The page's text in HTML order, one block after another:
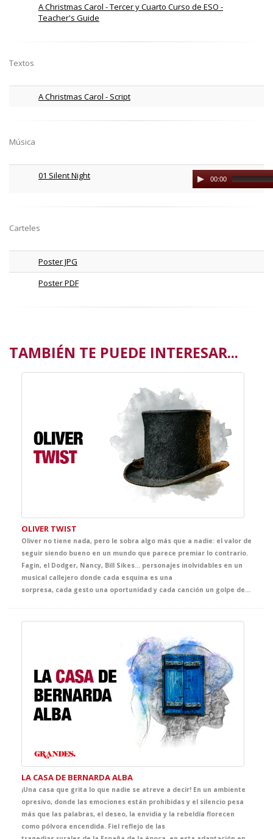
A Christmas Carol - Tercer y Cuarto Curso de ESO -
Teacher's Guide
Textos
A Christmas Carol - Script
Música
01 Silent Night
Audio
Player
00:00
Carteles
Poster JPG
Poster PDF
TAMBIÉN TE PUEDE INTERESAR...
OLIVER TWIST
Oliver no tiene nada, pero le sobra algo más que a nadie: el valor de
seguir siendo bueno en un mundo que parece premiar lo contrario.
Fagin, el Dodger, Nancy, Bill Sikes… personajes inolvidables en un
musical callejero donde cada esquina es una
LA CASA DE BERNARDA ALBA
¡Una casa que grita lo que nadie se atreve a decir! En un ambiente
opresivo, donde las emociones están prohibidas y el silencio pesa
más que las palabras, el deseo, la envidia y la rebeldía florecen
como pólvora encendida. Fiel reflejo de las